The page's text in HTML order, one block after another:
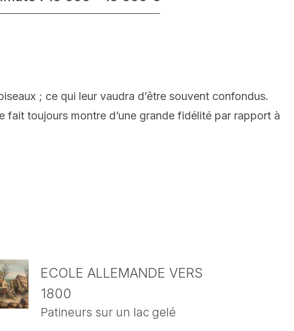
; ce qui leur vaudra d’être souvent confondus.
toujours montre d’une grande fidélité par rapport à
ECOLE ALLEMANDE VERS
1800
Patineurs sur un lac gelé